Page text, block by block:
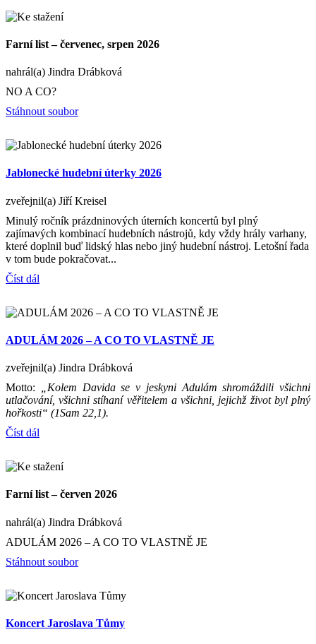
Farní list – červenec, srpen 2026
nahrál(a) Jindra Drábková
NO A CO?
Stáhnout soubor
Jablonecké hudební úterky 2026
zveřejnil(a) Jiří Kreisel
Minulý ročník prázdninových úterních koncertů byl plný
zajímavých kombinací hudebních nástrojů, kdy vždy hrály varhany,
které doplnil buď lidský hlas nebo jiný hudební nástroj. Letošní řada
v tom bude pokračovat...
Číst dál
ADULÁM 2026 – A CO TO VLASTNĚ JE
zveřejnil(a) Jindra Drábková
Motto:
„Kolem Davida se v jeskyni Adulám shromáždili všichni
utlačování, všichni stíhaní věřitelem a všichni, jejichž život byl plný
hořkosti“ (1Sam 22,1).
Číst dál
Farní list – červen 2026
nahrál(a) Jindra Drábková
ADULÁM 2026 – A CO TO VLASTNĚ JE
Stáhnout soubor
Koncert Jaroslava Tůmy